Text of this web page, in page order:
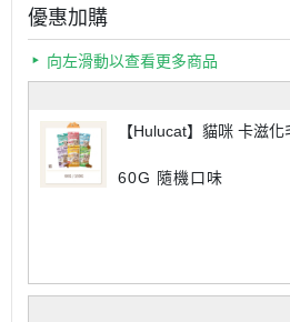
優惠加購
向左滑動以查看更多商品
【Hulucat】貓咪 卡滋
60G 隨機口味